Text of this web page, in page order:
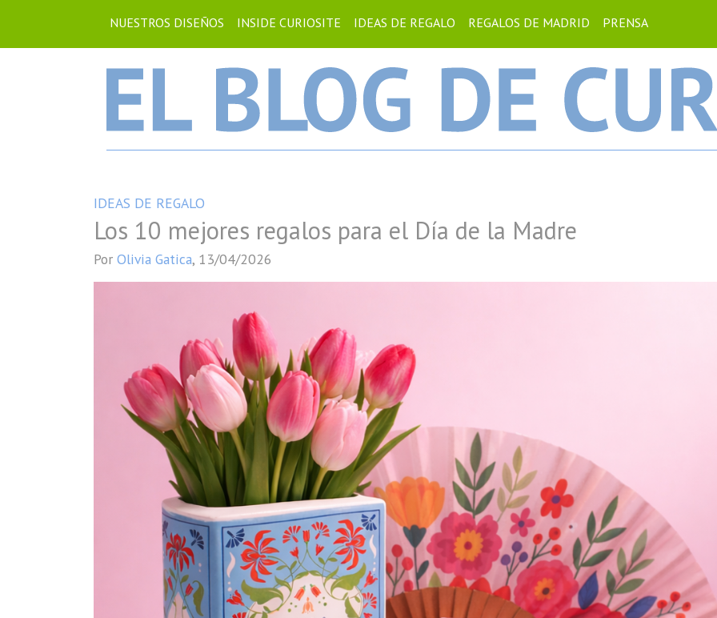
NUESTROS DISEÑOS INSIDE CURIOSITE IDEAS DE REGALO REGALOS DE MADRID PRENSA
IDEAS DE REGALO
Los 10 mejores regalos para el Día de la Madre
Por Olivia Gatica, 13/04/2026